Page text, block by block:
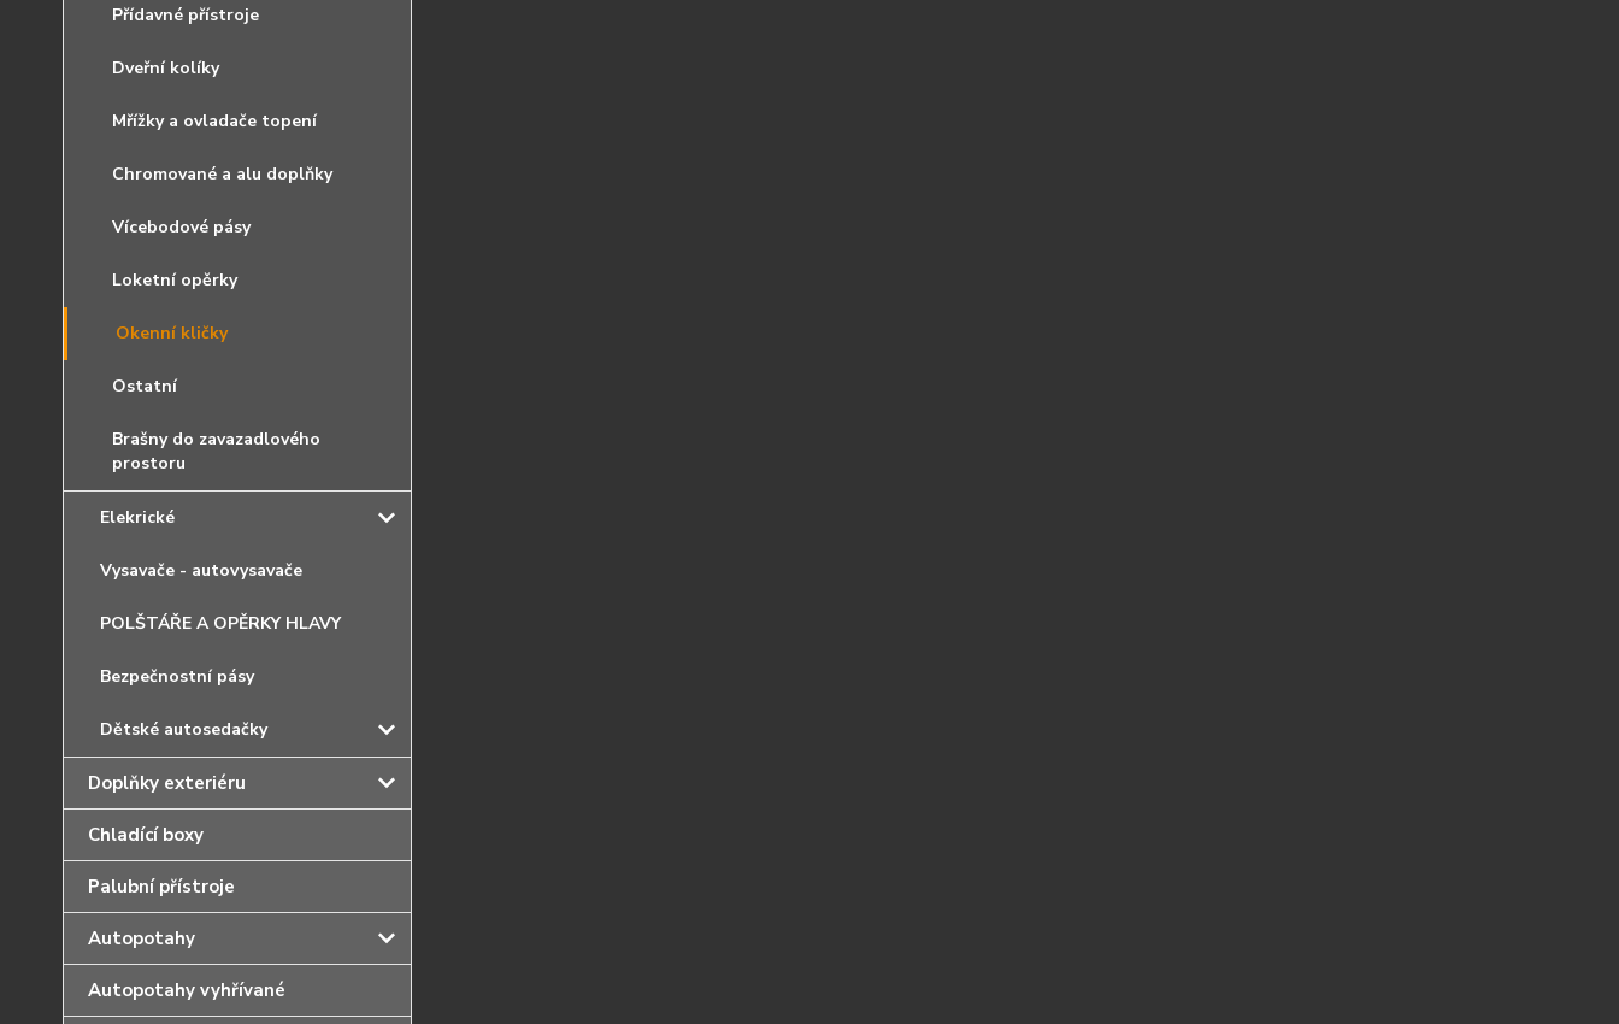
Přídavné přístroje
Dveřní kolíky
Mřížky a ovladače topení
Chromované a alu doplňky
Vícebodové pásy
Loketní opěrky
Okenní kličky
Ostatní
Brašny do zavazadlového
prostoru
Elekrické
Vysavače - autovysavače
POLŠTÁŘE A OPĚRKY HLAVY
Bezpečnostní pásy
Dětské autosedačky
Doplňky exteriéru
Chladící boxy
Palubní přístroje
Autopotahy
Autopotahy vyhřívané